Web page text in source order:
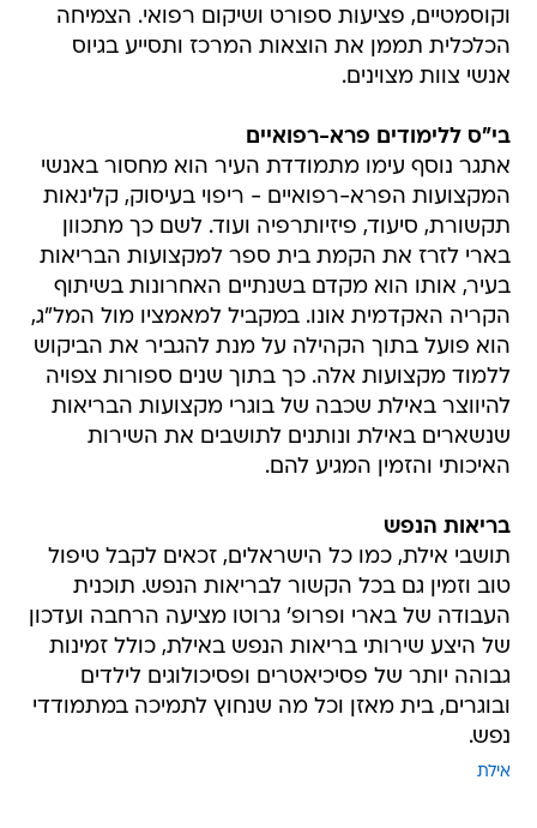
וקוסמטיים, פציעות ספורט ושיקום רפואי. הצמיחה
הכלכלית תממן את הוצאות המרכז ותסייע בגיוס
אנשי צוות מצוינים.
בי"ס ללימודים פרא-רפואיים
אתגר נוסף עימו מתמודדת העיר הוא מחסור באנשי
המקצועות הפרא-רפואיים - ריפוי בעיסוק, קלינאות
תקשורת, סיעוד, פיזיותרפיה ועוד. לשם כך מתכוון
בארי לזרז את הקמת בית ספר למקצועות הבריאות
בעיר, אותו הוא מקדם בשנתיים האחרונות בשיתוף
הקריה האקדמית אונו. במקביל למאמציו מול המל"ג,
הוא פועל בתוך הקהילה על מנת להגביר את הביקוש
ללמוד מקצועות אלה. כך בתוך שנים ספורות צפויה
להיווצר באילת שכבה של בוגרי מקצועות הבריאות
שנשארים באילת ונותנים לתושבים את השירות
האיכותי והזמין המגיע להם.
בריאות הנפש
תושבי אילת, כמו כל הישראלים, זכאים לקבל טיפול
טוב וזמין גם בכל הקשור לבריאות הנפש. תוכנית
העבודה של בארי ופרופ' גרוטו מציעה הרחבה ועדכון
של היצע שירותי בריאות הנפש באילת, כולל זמינות
גבוהה יותר של פסיכיאטרים ופסיכולוגים לילדים
ובוגרים, בית מאזן וכל מה שנחוץ לתמיכה במתמודדי
נפש.
אילת